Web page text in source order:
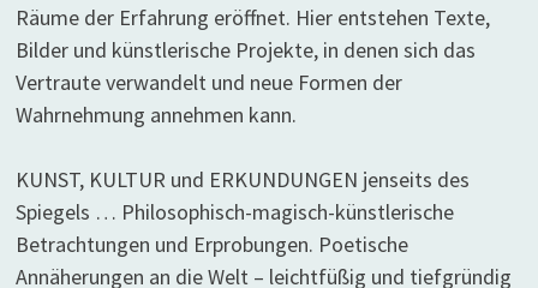
Räume der Erfahrung eröffnet. Hier entstehen Texte,
Bilder und künstlerische Projekte, in denen sich das
Vertraute verwandelt und neue Formen der
Wahrnehmung annehmen kann.
KUNST, KULTUR und ERKUNDUNGEN jenseits des
Spiegels … Philosophisch-magisch-künstlerische
Betrachtungen und Erprobungen. Poetische
Annäherungen an die Welt – leichtfüßig und tiefgründig